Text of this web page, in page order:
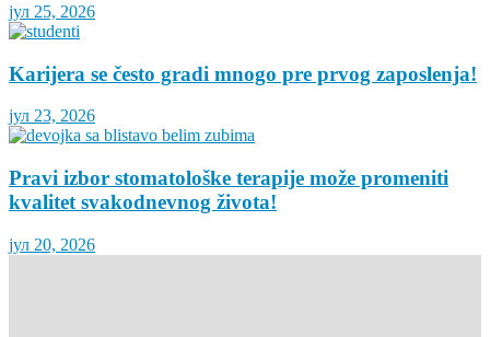
јул 25, 2026
Karijera se često gradi mnogo pre prvog zaposlenja!
јул 23, 2026
Pravi izbor stomatološke terapije može promeniti
kvalitet svakodnevnog života!
јул 20, 2026